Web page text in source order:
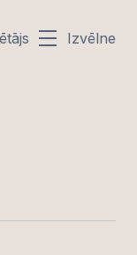
Izvēlne